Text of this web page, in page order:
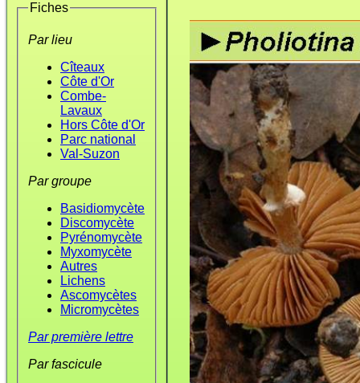
Fiches
Par lieu
Cîteaux
Côte d'Or
Combe-
Lavaux
Hors Côte d'Or
Parc national
Val-Suzon
Par groupe
Basidiomycète
Discomycète
Pyrénomycète
Myxomycète
Autres
Lichens
Ascomycètes
Micromycètes
Par première lettre
Par fascicule